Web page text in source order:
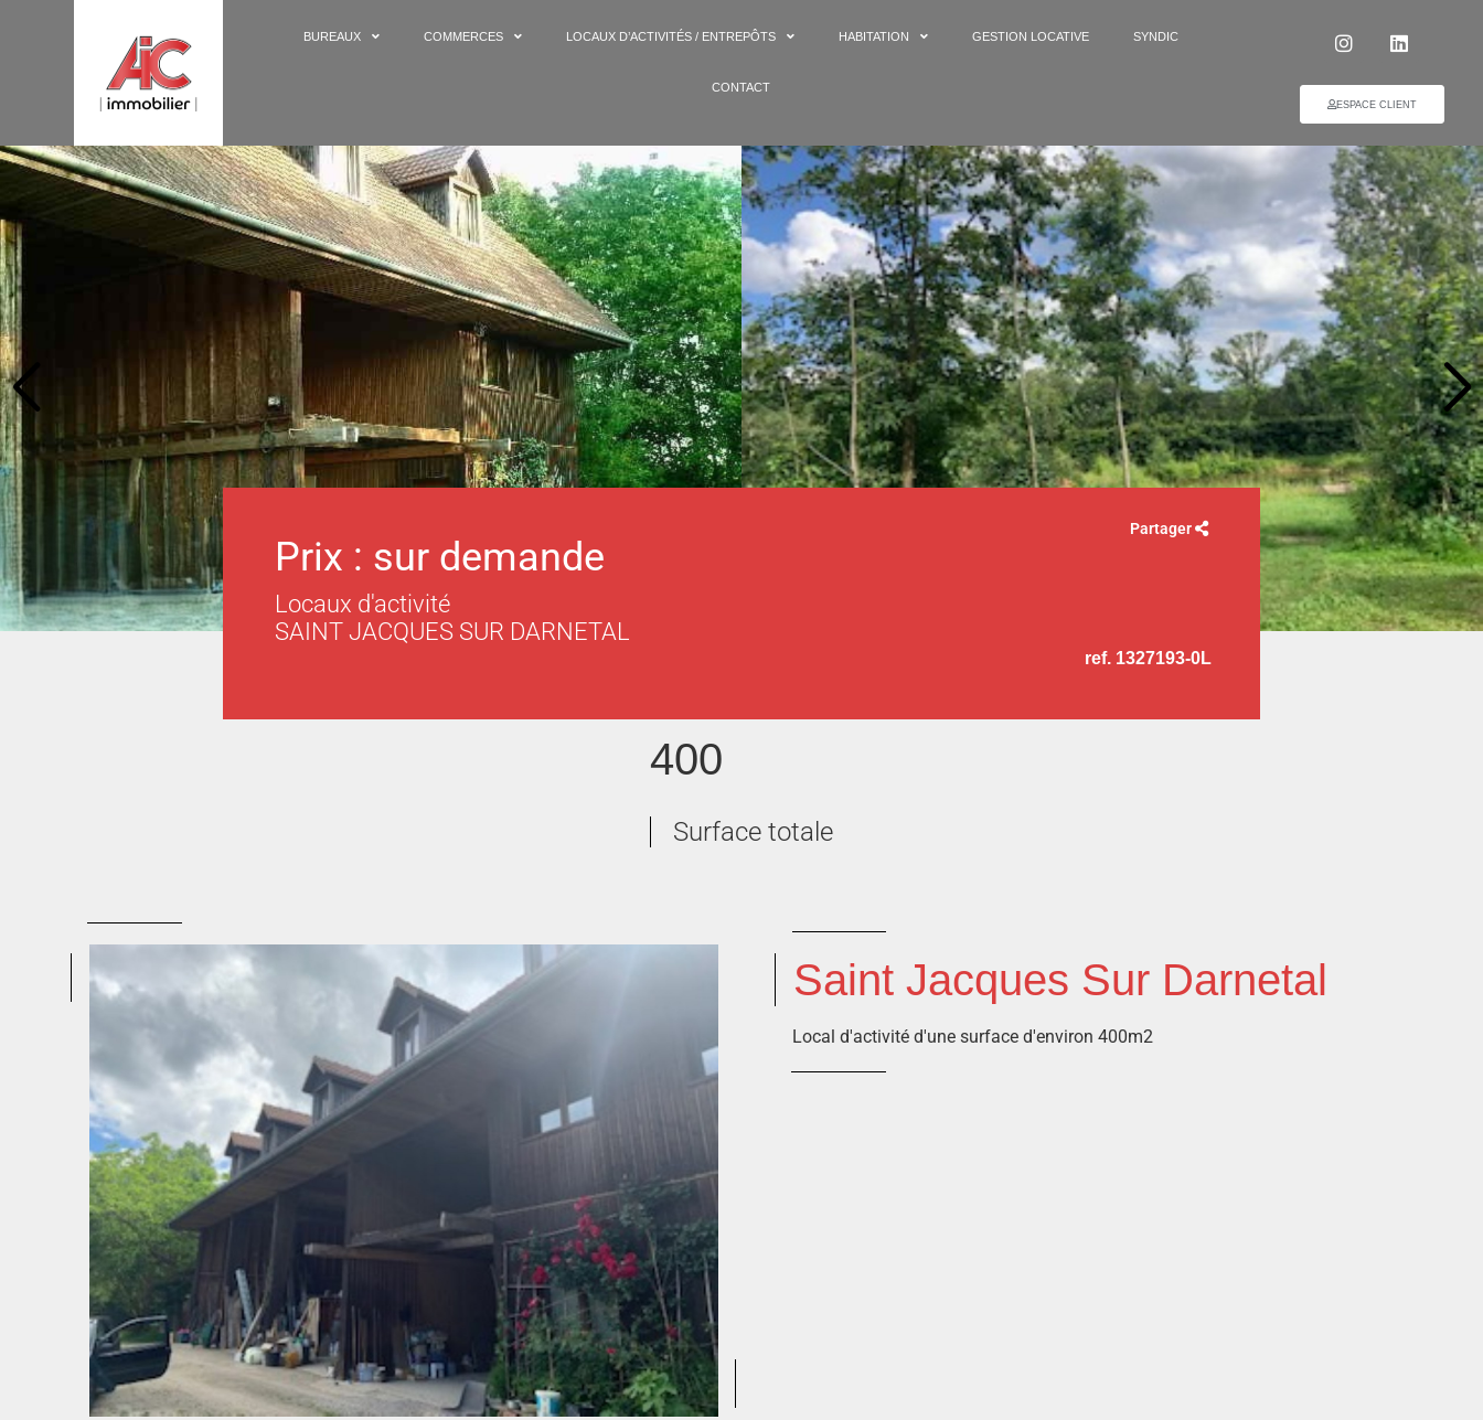
BUREAUX COMMERCES LOCAUX D’ACTIVITÉS / ENTREPÔTS HABITATION GESTION LOCATIVE SYNDIC
CONTACT
ESPACE CLIENT
Partager
Prix : sur demande
Locaux d'activité
SAINT JACQUES SUR DARNETAL
ref. 1327193-0L
400
Surface totale
Saint Jacques Sur Darnetal
Local d'activité d'une surface d'environ 400m2